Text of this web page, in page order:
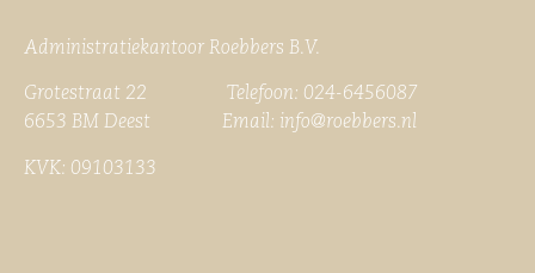
Administratiekantoor Roebbers B.V.
Grotestraat 22 Telefoon: 024-6456087
6653 BM Deest Email: info@roebbers.nl
KVK: 09103133